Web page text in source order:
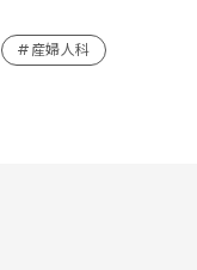
#産婦人科